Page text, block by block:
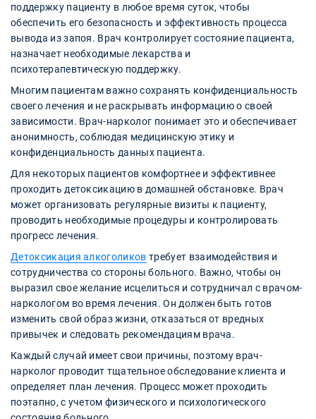
поддержку пациенту в любое время суток, чтобы
обеспечить его безопасность и эффективность процесса
вывода из запоя. Врач контролирует состояние пациента,
назначает необходимые лекарства и
психотерапевтическую поддержку.
Многим пациентам важно сохранять конфиденциальность
своего лечения и не раскрывать информацию о своей
зависимости. Врач-нарколог понимает это и обеспечивает
анонимность, соблюдая медицинскую этику и
конфиденциальность данных пациента.
Для некоторых пациентов комфортнее и эффективнее
проходить детоксикацию в домашней обстановке. Врач
может организовать регулярные визиты к пациенту,
проводить необходимые процедуры и контролировать
прогресс лечения.
Детоксикация алкоголиков требует взаимодействия и
сотрудничества со стороны больного. Важно, чтобы он
выразил свое желание исцелиться и сотрудничал с врачом-
наркологом во время лечения. Он должен быть готов
изменить свой образ жизни, отказаться от вредных
привычек и следовать рекомендациям врача.
Каждый случай имеет свои причины, поэтому врач-
нарколог проводит тщательное обследование клиента и
определяет план лечения. Процесс может проходить
поэтапно, с учетом физического и психологического